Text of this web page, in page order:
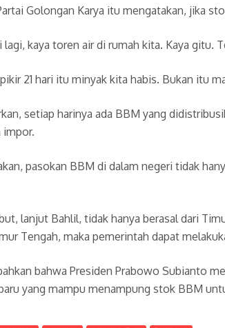
Golongan Karya itu mengatakan, jika
lagi, kaya toren air di rumah kita. Kaya gitu.
21 hari itu minyak kita habis. Bukan itu
setiap harinya ada BBM yang
impor.
pasokan BBM di dalam negeri tidak
lanjut Bahlil, tidak hanya berasal dari
Tengah, maka pemerintah dapat
bahwa Presiden Prabowo Subianto
yang mampu menampung stok BBM